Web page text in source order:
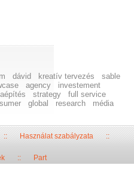
dávid kreatív tervezés
sable
agency
investement
strategy
full service
global research
média
Használat szabályzata::
:: Part